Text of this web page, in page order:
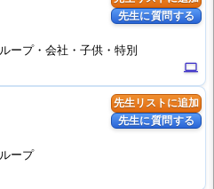
先生に質問する
computer
ループ・会社・子供・特別
先生リストに追加
先生に質問する
ープ